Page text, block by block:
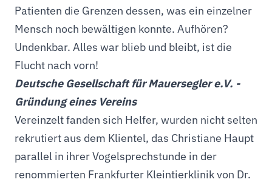
Patienten die Grenzen dessen, was ein einzelner
Mensch noch bewältigen konnte. Aufhören?
Undenkbar. Alles war blieb und bleibt, ist die
Flucht nach vorn!
Deutsche Gesellschaft für Mauersegler e.V. -
Gründung eines Vereins
Vereinzelt fanden sich Helfer, wurden nicht selten
rekrutiert aus dem Klientel, das Christiane Haupt
parallel in ihrer Vogelsprechstunde in der
renommierten Frankfurter Kleintierklinik von Dr.